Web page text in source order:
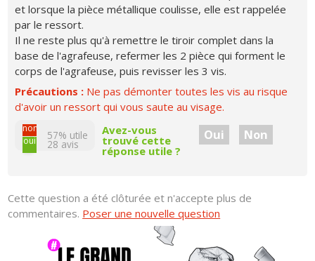
et lorsque la pièce métallique coulisse, elle est rappelée
par le ressort.
Il ne reste plus qu'à remettre le tiroir complet dans la
base de l'agrafeuse, refermer les 2 pièce qui forment le
corps de l'agrafeuse, puis revisser les 3 vis.
Précautions : Ne pas démonter toutes les vis au risque
d'avoir un ressort qui vous saute au visage.
non
oui
57% utile
28 avis
Avez-vous
trouvé cette
réponse utile ?
Oui Non
Cette question a été clôturée et n'accepte plus de
commentaires. Poser une nouvelle question